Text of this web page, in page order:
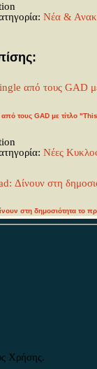
Νέα &
τους GAD με τίτλο
Νέες
στη δημοσιότητα το
την επιφύλαξη
Χρήσης.